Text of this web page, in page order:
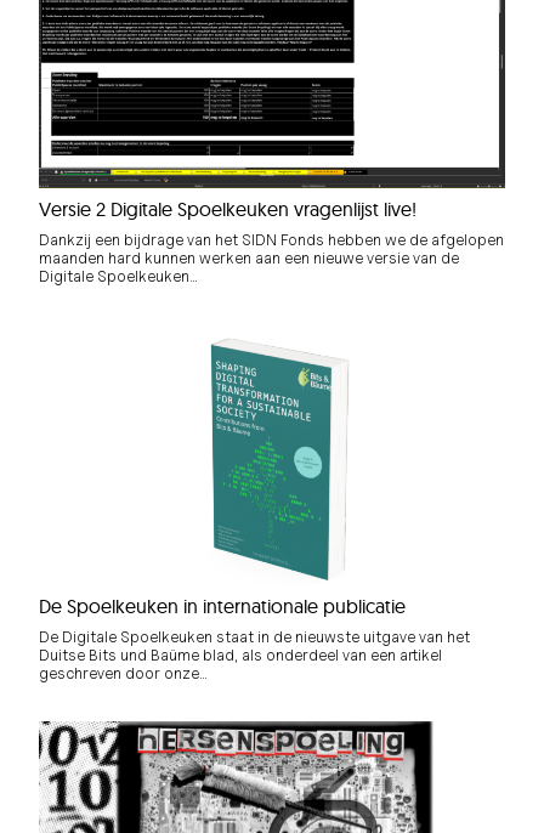
Versie 2 Digitale Spoelkeuken vragenlijst live!
Dankzij een bijdrage van het SIDN Fonds hebben we de afgelopen
maanden hard kunnen werken aan een nieuwe versie van de
Digitale Spoelkeuken…
De Spoelkeuken in internationale publicatie
De Digitale Spoelkeuken staat in de nieuwste uitgave van het
Duitse Bits und Baüme blad, als onderdeel van een artikel
geschreven door onze…